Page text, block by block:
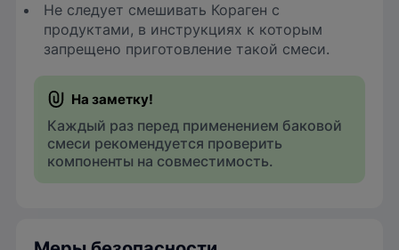
Не следует смешивать Кораген с
продуктами, в инструкциях к которым
запрещено приготовление такой смеси.
Каждый раз перед применением баковой
смеси рекомендуется проверить
компоненты на совместимость.